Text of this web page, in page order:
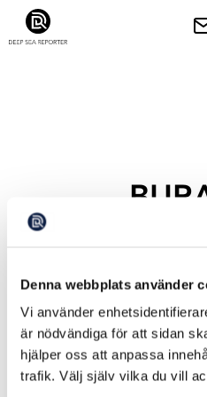
Denna webbplats använder
Vi använder
är nödvändiga för att sidan
hjälper oss att anpassa
trafik. Välj själv vilka du vill